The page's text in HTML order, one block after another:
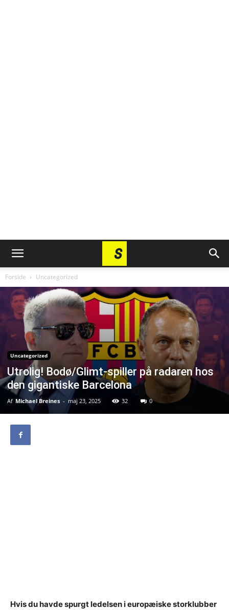
Forside Uncategorized
Uncategorized
Utrolig! Bodø/Glimt-spiller på radaren hos
den gigantiske Barcelona
Af Michael Breines - maj 23, 2025 32 0
Hvis du havde spurgt ledelsen i europæiske storklubber